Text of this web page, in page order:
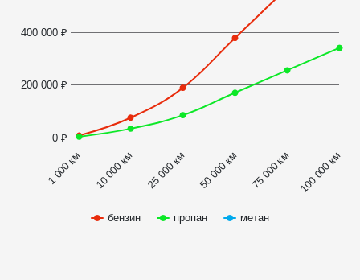
бензин пропан метан
1 000 км 10 000 км 25 000 км 50 000 км 75 000 км 100 000 км
0 ₽
200 000 ₽
400 000 ₽